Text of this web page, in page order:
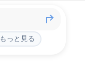
もっと見る